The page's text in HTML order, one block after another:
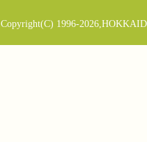
Copyright(C) 1996-